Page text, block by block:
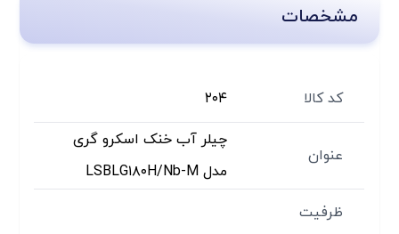
مشخصات
کد کالا ۲۰۴
عنوان
چیلر آب خنک اسکرو گری
مدل LSBLG۱۸۰H/Nb-M
ظرفیت